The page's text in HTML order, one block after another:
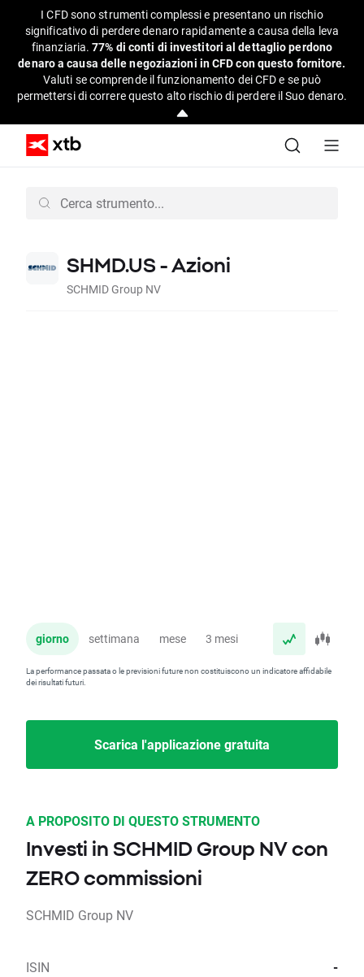
I CFD sono strumenti complessi e presentano un rischio
significativo di perdere denaro rapidamente a causa della leva
finanziaria.77% di conti di investitori al dettaglio perdono
denaro a causa delle negoziazioni in CFD con questo fornitore.
Valuti se comprende il funzionamento dei CFD e se può
permettersi di correre questo alto rischio di perdere il Suo denaro.
SHMD.US - Azioni
SCHMID Group NV
giorno settimana mese 3 mesi anno
La performance passata o le previsioni future non costituiscono un indicatore affidabile
dei risultati futuri.
Scarica l'applicazione gratuita
A PROPOSITO DI QUESTO STRUMENTO
Investi in SCHMID Group NV con
ZERO commissioni
SCHMID Group NV
ISIN -